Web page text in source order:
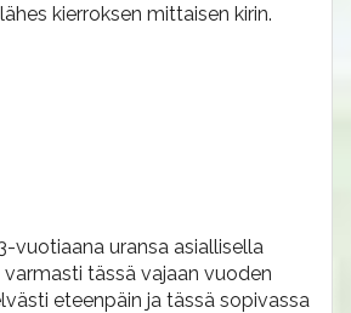
kierroksen mittaisen kirin.
vuotiaana uransa asiallisella
tässä vajaan vuoden
eteenpäin ja tässä sopivassa